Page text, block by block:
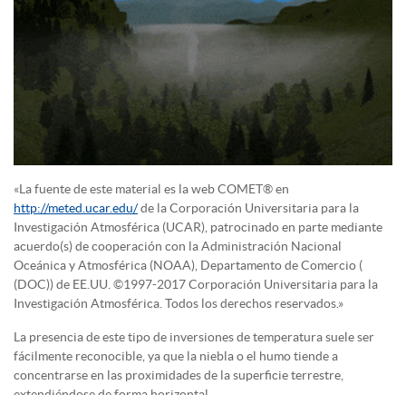
«La fuente de este material es la web COMET® en
http://meted.ucar.edu/de la Corporación Universitaria para la
Investigación Atmosférica (UCAR), patrocinado en parte mediante
acuerdo(s) de cooperación con la Administración Nacional
Oceánica y Atmosférica (NOAA), Departamento de Comercio (
(DOC)) de EE.UU. ©1997-2017 Corporación Universitaria para la
Investigación Atmosférica. Todos los derechos reservados.»
La presencia de este tipo de inversiones de temperatura suele ser
fácilmente reconocible, ya que la niebla o el humo tiende a
concentrarse en las proximidades de la superficie terrestre,